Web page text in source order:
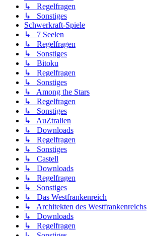
↳ Regelfragen
↳ Sonstiges
Schwerkraft-Spiele
↳ 7 Seelen
↳ Regelfragen
↳ Sonstiges
↳ Bitoku
↳ Regelfragen
↳ Sonstiges
↳ Among the Stars
↳ Regelfragen
↳ Sonstiges
↳ AuZtralien
↳ Downloads
↳ Regelfragen
↳ Sonstiges
↳ Castell
↳ Downloads
↳ Regelfragen
↳ Sonstiges
↳ Das Westfrankenreich
↳ Architekten des Westfrankenreichs
↳ Downloads
↳ Regelfragen